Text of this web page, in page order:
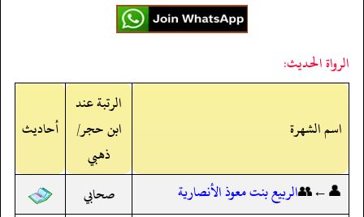
الرواة الحديث:
اسم الشهرة
الرتبة عند
ابن حجر/
ذهبي
أحاديث
👤←👥الربيع بنت معوذ الأنصارية
صحابي